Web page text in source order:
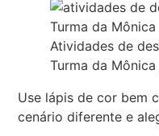
Atividades de
Turma da
Use lápis de cor bem
cenário diferente e